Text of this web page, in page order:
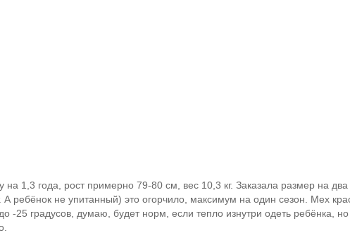
1,3 года, рост примерно 79-80 см, вес 10,3 кг. Заказала размер на два
ребёнок не упитанный) это огорчило, максимум на один сезон. Мех
25 градусов, думаю, будет норм, если тепло изнутри одеть ребёнка,